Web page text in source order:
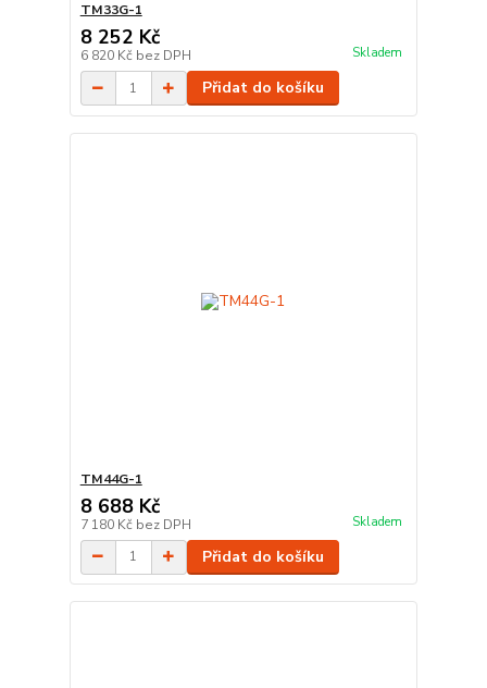
TM33G-1
8 252 Kč
6 820 Kč bez DPH Skladem
Přidat do košíku
TM44G-1
8 688 Kč
7 180 Kč bez DPH Skladem
Přidat do košíku